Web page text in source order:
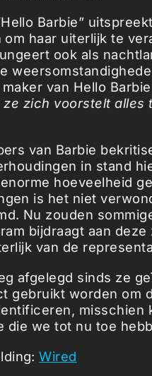
Barbie”
om haar uiterlijk te
ook als
van Hello
zich voorstelt
van Barbie
in stand
hoeveelheid
is het niet
Nu zouden
bijdraagt aan
van de
afgelegd sinds ze
gebruikt worden om
misschien
die we tot nu toe
Wired